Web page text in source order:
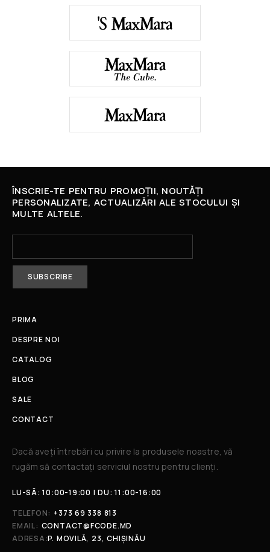
ÎNSCRIE-TE PENTRU PROMOȚII, NOUTĂȚI
PERSONALIZATE, ACTUALIZĂRI ALE STOCULUI ȘI
MULTE ALTELE.
PRIMA
DESPRE NOI
CATALOG
BLOG
SALE
CONTACT
Dacă aveți întrebări cu privire la produsele noastre, vă
rugăm să contactați serviciul nostru pentru clienți.​
LU-SÂ: 10:00-19:00 | DU: 11:00-16:00
TELEFON: +373 69 338 813
EMAIL: CONTACT@FCODE.MD
ADRESA:P. MOVILĂ, 23, CHIȘINĂU